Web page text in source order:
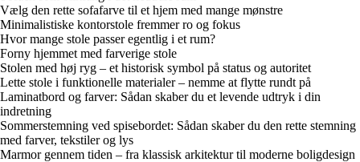
Vælg den rette sofafarve til et hjem med mange mønstre
Minimalistiske kontorstole fremmer ro og fokus
Hvor mange stole passer egentlig i et rum?
Forny hjemmet med farverige stole
Stolen med høj ryg – et historisk symbol på status og autoritet
Lette stole i funktionelle materialer – nemme at flytte rundt på
Laminatbord og farver: Sådan skaber du et levende udtryk i din
indretning
Sommerstemning ved spisebordet: Sådan skaber du den rette stemning
med farver, tekstiler og lys
Marmor gennem tiden – fra klassisk arkitektur til moderne boligdesign